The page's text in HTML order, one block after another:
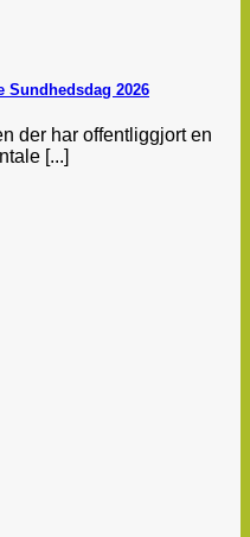
Sundhedsdag 2026
der har offentliggjort en
[...]